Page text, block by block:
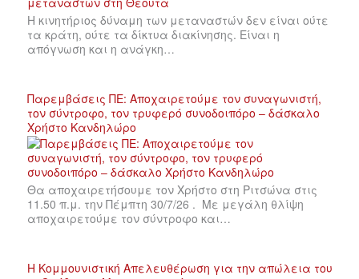
Η κινητήριος δύναμη των μεταναστών δεν είναι ούτε
τα κράτη, ούτε τα δίκτυα διακίνησης. Είναι η
απόγνωση και η ανάγκη…
Παρεμβάσεις ΠΕ: Αποχαιρετούμε τον συναγωνιστή,
τον σύντροφο, τον τρυφερό συνοδοιπόρο – δάσκαλο
Χρήστο Κανδηλώρο
Θα αποχαιρετήσουμε τον Χρήστο στη Ριτσώνα στις
11.50 π.μ. την Πέμπτη 30/7/26 . Με μεγάλη θλίψη
αποχαιρετούμε τον σύντροφο και…
Η Κομμουνιστική Απελευθέρωση για την απώλεια του